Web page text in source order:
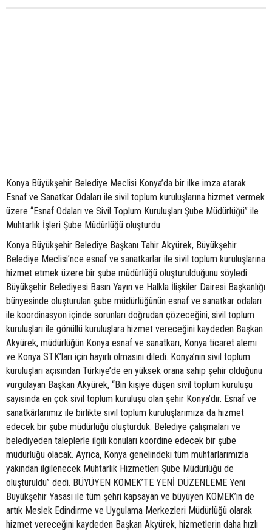
Konya Büyükşehir Belediye Meclisi Konya’da bir ilke imza atarak
Esnaf ve Sanatkar Odaları ile sivil toplum kuruluşlarına hizmet vermek
üzere “Esnaf Odaları ve Sivil Toplum Kuruluşları Şube Müdürlüğü” ile
Muhtarlık İşleri Şube Müdürlüğü oluşturdu.
Konya Büyükşehir Belediye Başkanı Tahir Akyürek, Büyükşehir
Belediye Meclisi’nce esnaf ve sanatkarlar ile sivil toplum kuruluşlarına
hizmet etmek üzere bir şube müdürlüğü oluşturulduğunu söyledi.
Büyükşehir Belediyesi Basın Yayın ve Halkla İlişkiler Dairesi Başkanlığı
bünyesinde oluşturulan şube müdürlüğünün esnaf ve sanatkar odaları
ile koordinasyon içinde sorunları doğrudan çözeceğini, sivil toplum
kuruluşları ile gönüllü kuruluşlara hizmet vereceğini kaydeden Başkan
Akyürek, müdürlüğün Konya esnaf ve sanatkarı, Konya ticaret alemi
ve Konya STK’ları için hayırlı olmasını diledi. Konya’nın sivil toplum
kuruluşları açısından Türkiye’de en yüksek orana sahip şehir olduğunu
vurgulayan Başkan Akyürek, “Bin kişiye düşen sivil toplum kuruluşu
sayısında en çok sivil toplum kuruluşu olan şehir Konya’dır. Esnaf ve
sanatkârlarımız ile birlikte sivil toplum kuruluşlarımıza da hizmet
edecek bir şube müdürlüğü oluşturduk. Belediye çalışmaları ve
belediyeden taleplerle ilgili konuları koordine edecek bir şube
müdürlüğü olacak. Ayrıca, Konya genelindeki tüm muhtarlarımızla
yakından ilgilenecek Muhtarlık Hizmetleri Şube Müdürlüğü de
oluşturuldu” dedi. BÜYÜYEN KOMEK’TE YENİ DÜZENLEME Yeni
Büyükşehir Yasası ile tüm şehri kapsayan ve büyüyen KOMEK’in de
artık Meslek Edindirme ve Uygulama Merkezleri Müdürlüğü olarak
hizmet vereceğini kaydeden Başkan Akyürek, hizmetlerin daha hızlı